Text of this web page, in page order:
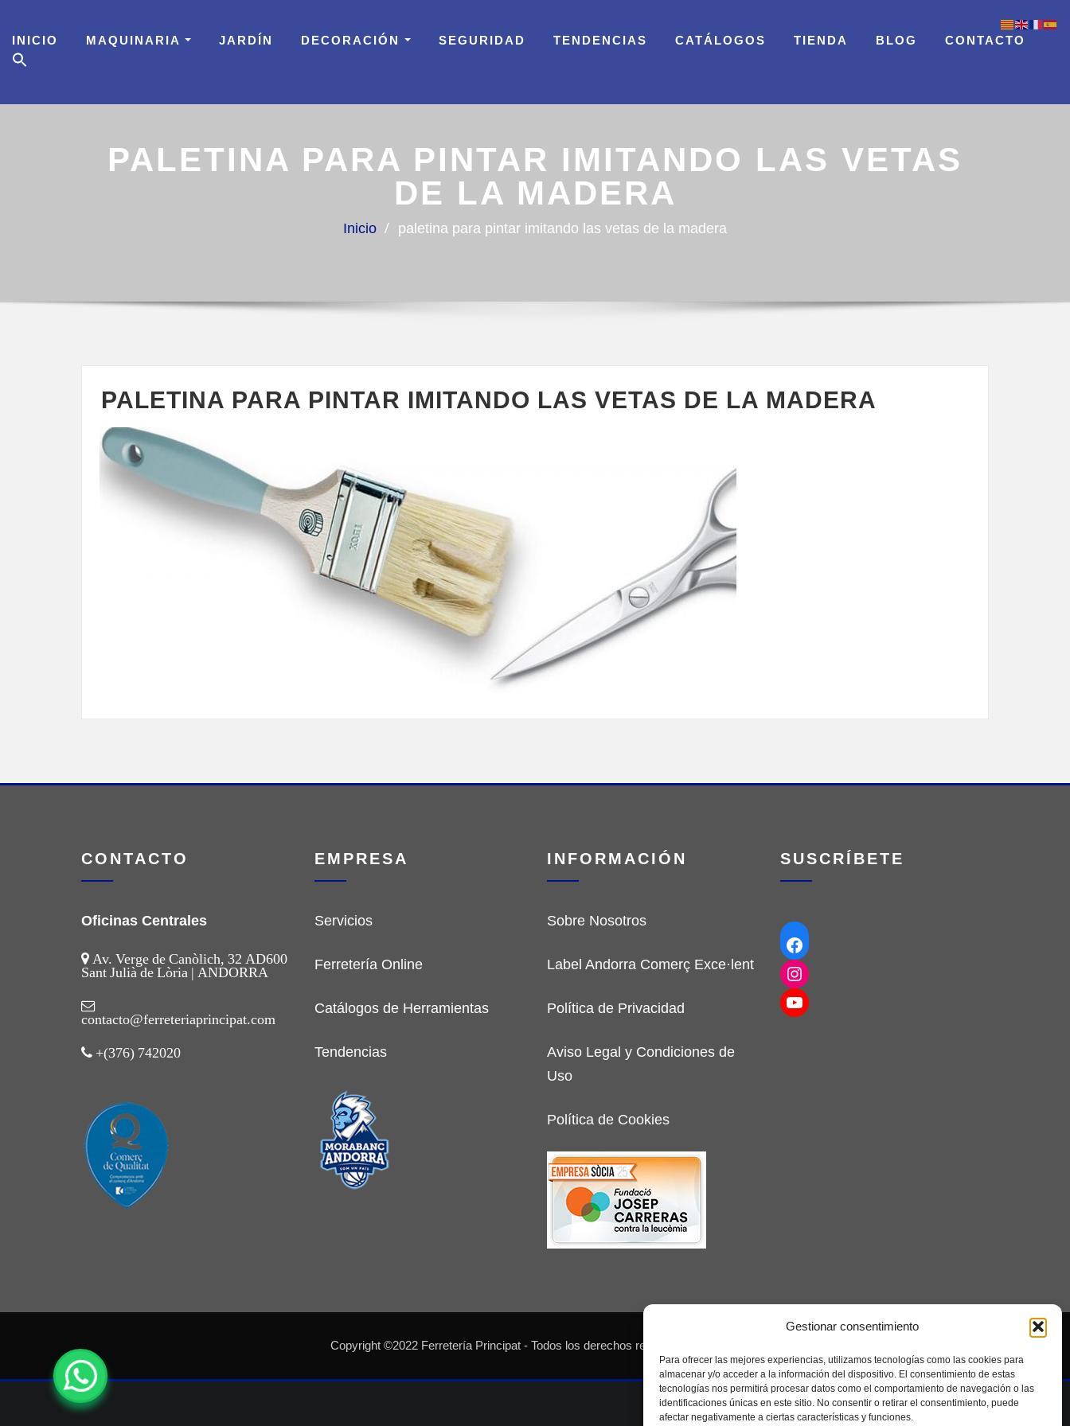
Gestionar consentimiento
Para ofrecer las mejores experiencias, utilizamos tecnologías como las cookies para
almacenar y/o acceder a la información del dispositivo. El consentimiento de estas
tecnologías nos permitirá procesar datos como el comportamiento de navegación o las
identificaciones únicas en este sitio. No consentir o retirar el consentimiento, puede
afectar negativamente a ciertas características y funciones.
content
INICIO MAQUINARIA JARDÍN DECORACIÓN SEGURIDAD TENDENCIAS CATÁLOGOS TIENDA BLOG CONTACTO
PALETINA PARA PINTAR IMITANDO LAS VETAS
DE LA MADERA
Inicio paletina para pintar imitando las vetas de la madera
PALETINA PARA PINTAR IMITANDO LAS VETAS DE LA MADERA
CONTACTO
Oficinas Centrales
Av. Verge de Canòlich, 32 AD600
Sant Julià de Lòria | ANDORRA
contacto@ferreteriaprincipat.com
+(376) 742020
EMPRESA
Servicios
Ferretería Online
Catálogos de Herramientas
Tendencias
INFORMACIÓN
Sobre Nosotros
Label Andorra Comerç Exce·lent
Política de Privacidad
Aviso Legal y Condiciones de
Uso
Política de Cookies
SUSCRÍBETE
Facebook
Instagram
YouTube
Copyright ©2022 Ferretería Principat - Todos los derechos reservados - Seolab